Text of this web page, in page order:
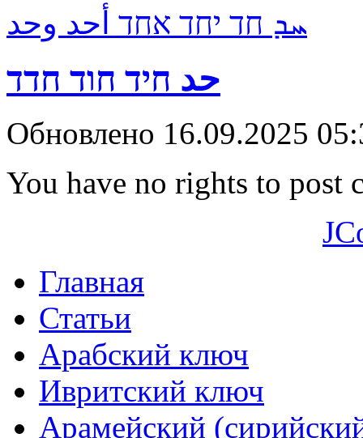
ܚܕ חד יחד אחד أحد وحد
حد חיד חוד חדד
Обновлено 16.09.2025
You have no rights to post
Главная
Статьи
Арабский ключ
Ивритский ключ
Арамейский